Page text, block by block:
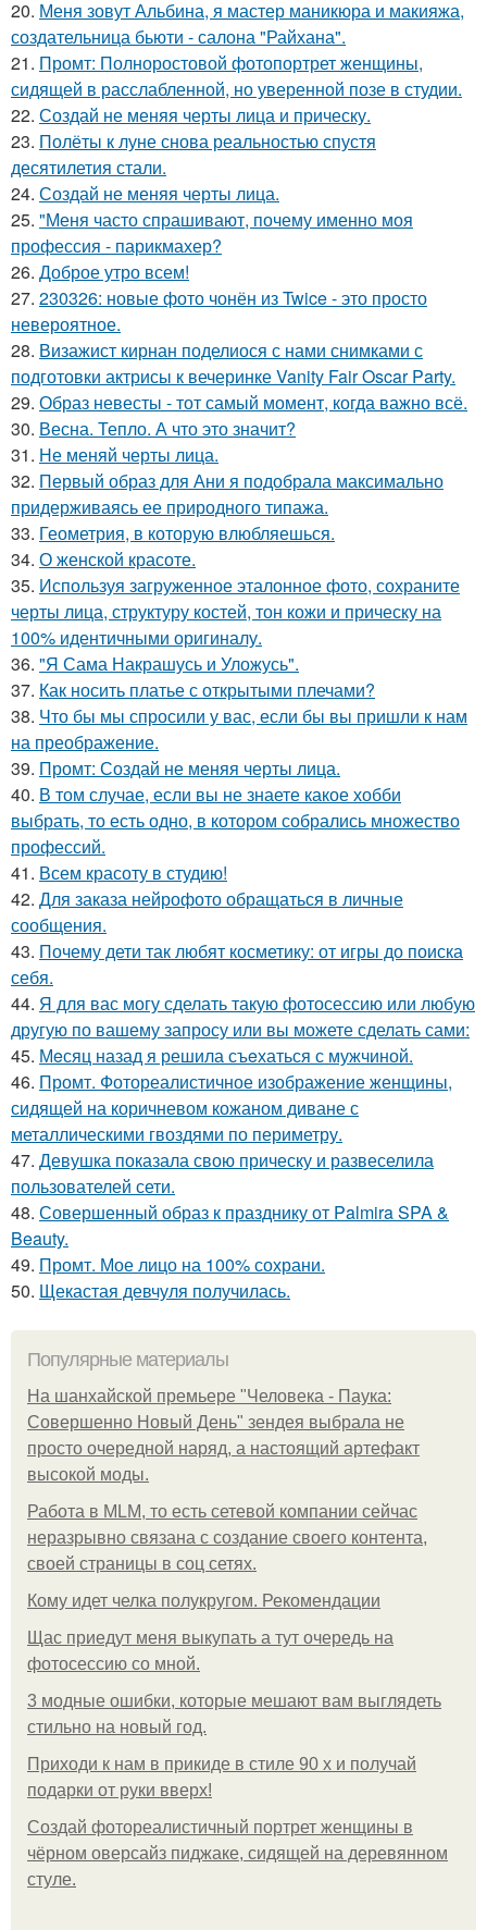
20. Меня зовут Альбина, я мастер маникюра и макияжа,
создательница бьюти - салона "Райхана".
21. Промт: Полноростовой фотопортрет женщины,
сидящей в расслабленной, но уверенной позе в студии.
22. Создай не меняя черты лица и прическу.
23. Полёты к луне снова реальностью спустя
десятилетия стали.
24. Создай не меняя черты лица.
25. "Меня часто спрашивают, почему именно моя
профессия - парикмахер?
26. Доброе утро всем!
27. 230326: новые фото чонён из Twice - это просто
невероятное.
28. Визажист кирнан поделиося с нами снимками с
подготовки актрисы к вечеринке Vanity Fair Oscar Party.
29. Образ невесты - тот самый момент, когда важно всё.
30. Весна. Тепло. А что это значит?
31. Не меняй черты лица.
32. Первый образ для Ани я подобрала максимально
придерживаясь ее природного типажа.
33. Геометрия, в которую влюбляешься.
34. О женской красоте.
35. Используя загруженное эталонное фото, сохраните
черты лица, структуру костей, тон кожи и прическу на
100% идентичными оригиналу.
36. "Я Сама Накрашусь и Уложусь".
37. Как носить платье с открытыми плечами?
38. Что бы мы спросили у вас, если бы вы пришли к нам
на преображение.
39. Промт: Создай не меняя черты лица.
40. В том случае, если вы не знаете какое хобби
выбрать, то есть одно, в котором собрались множество
профессий.
41. Всем красоту в студию!
42. Для заказа нейрофото обращаться в личные
сообщения.
43. Почему дети так любят косметику: от игры до поиска
себя.
44. Я для вас могу сделать такую фотосессию или любую
другую по вашему запросу или вы можете сделать сами:
45. Мeсяц назад я решила съeхаться с мужчиной.
46. Промт. Фотореалистичное изображение женщины,
сидящей на коричневом кожаном диване с
металлическими гвоздями по периметру.
47. Девушка показала свою прическу и развеселила
пользователей сети.
48. Совершенный образ к празднику от Palmira SPA &
Beauty.
49. Промт. Мое лицо на 100% сохрани.
50. Щекастая девчуля получилась.
Популярные материалы
На шанхайской премьере "Человека - Паука:
Совершенно Новый День" зендея выбрала не
просто очередной наряд, а настоящий артефакт
высокой моды.
Работа в MLM, то есть сетевой компании сейчас
неразрывно связана с создание своего контента,
своей страницы в соц сетях.
Кому идет челка полукругом. Рекомендации
Щас приедут меня выкупать а тут очередь на
фотосессию со мной.
3 модные ошибки, которые мешают вам выглядеть
стильно на новый год.
Приходи к нам в прикиде в стиле 90 х и получай
подарки от руки вверх!
Создай фотореалистичный портрет женщины в
чёрном оверсайз пиджаке, сидящей на деревянном
стуле.